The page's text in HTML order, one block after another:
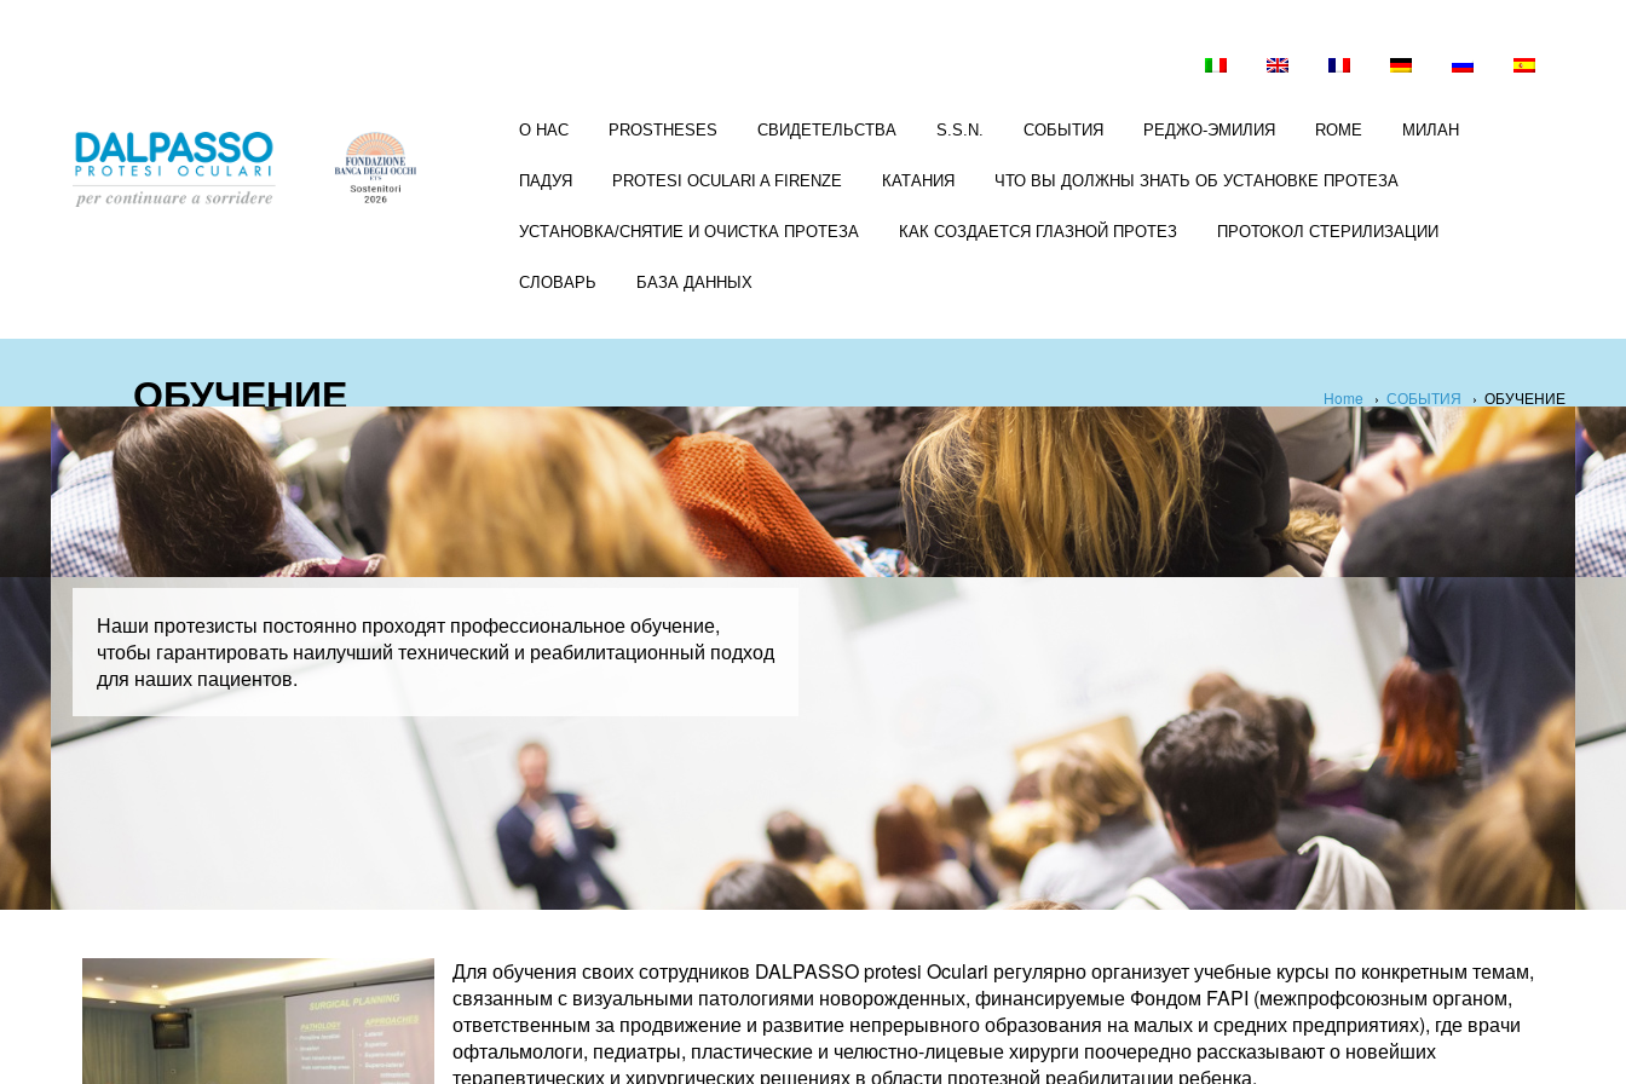
О НАС PROSTHESES СВИДЕТЕЛЬСТВА S.S.N. СОБЫТИЯ РЕДЖО-ЭМИЛИЯ ROME МИЛАН
ПАДУЯ PROTESI OCULARI A FIRENZE КАТАНИЯ ЧТО ВЫ ДОЛЖНЫ ЗНАТЬ ОБ УСТАНОВКЕ ПРОТЕЗА
УСТАНОВКА/СНЯТИЕ И ОЧИСТКА ПРОТЕЗА КАК СОЗДАЕТСЯ ГЛАЗНОЙ ПРОТЕЗ ПРОТОКОЛ СТЕРИЛИЗАЦИИ
СЛОВАРЬ БАЗА ДАННЫХ
ОБУЧЕНИЕ Home › СОБЫТИЯ › ОБУЧЕНИЕ
Наши протезисты постоянно проходят профессиональное обучение,
чтобы гарантировать наилучший технический и реабилитационный подход
для наших пациентов.
Для обучения своих сотрудников DALPASSO protesi Oculari регулярно организует учебные курсы по конкретным темам,
связанным с визуальными патологиями новорожденных, финансируемые Фондом FAPI (межпрофсоюзным органом,
ответственным за продвижение и развитие непрерывного образования на малых и средних предприятиях), где врачи
офтальмологи, педиатры, пластические и челюстно-лицевые хирурги поочередно рассказывают о новейших
терапевтических и хирургических решениях в области протезной реабилитации ребенка.